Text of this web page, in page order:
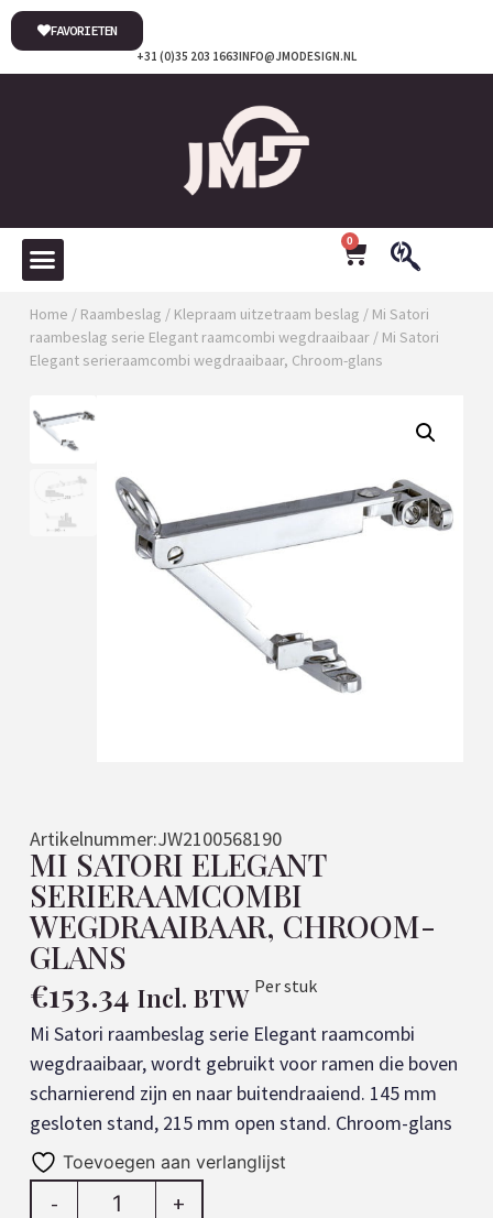
INFO@JMODESIGN.NL
+31 (0)35 203 1663
FAVORIETEN
0
Home / Raambeslag / Klepraam uitzetraam beslag / Mi Satori
raambeslag serie Elegant raamcombi wegdraaibaar/ Mi Satori
Elegant serieraamcombi wegdraaibaar, Chroom-glans
Artikelnummer:JW2100568190
MI SATORI ELEGANT
SERIERAAMCOMBI
WEGDRAAIBAAR, CHROOM-
GLANS
€153.34 Incl. BTW Per stuk
Mi Satori raambeslag serie Elegant raamcombi
wegdraaibaar, wordt gebruikt voor ramen die boven
scharnierend zijn en naar buitendraaiend. 145 mm
gesloten stand, 215 mm open stand. Chroom-glans
Toevoegen aan verlanglijst
- +